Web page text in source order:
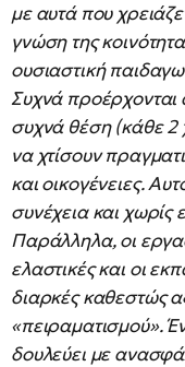
με αυτά που
γνώση της
ουσιαστική
Συχνά
συχνά θέση (κάθε 2
να χτίσουν
και οικογένειες.
συνέχεια και χωρίς
Παράλληλα, οι
ελαστικές και οι
διαρκές καθεστώς
«πειραματισμού».
δουλεύει με